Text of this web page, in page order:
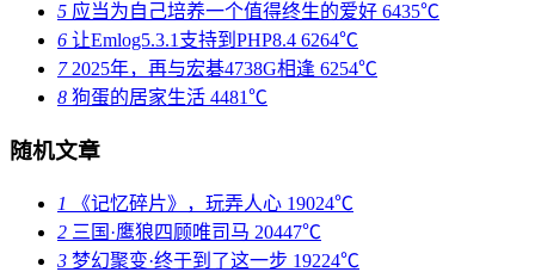
5 应当为自己培养一个值得终生的爱好 6435℃
6 让Emlog5.3.1支持到PHP8.4 6264℃
72025年，再与宏碁4738G相逢 6254℃
8 狗蛋的居家生活 4481℃
随机文章
1 《记忆碎片》，玩弄人心 19024℃
2 三国·鹰狼四顾唯司马 20447℃
3 梦幻聚变·终于到了这一步 19224℃